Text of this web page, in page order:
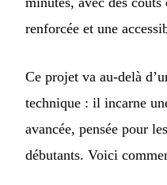
renforcée et une
Ce projet va au-delà
technique : il incarne
avancée, pensée pour
débutants. Voici